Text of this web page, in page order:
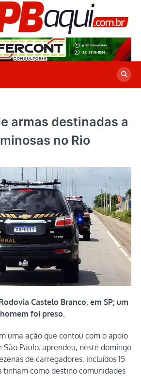
armas destinadas a
no Rio
Castelo Branco, em SP; um
homem foi preso.
uma ação que contou com o apoio
Paulo, aprendeu, neste domingo
de carregadores, incluídos 15
tinham como destino comunidades